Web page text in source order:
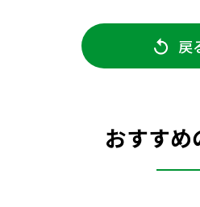
戻
おすすめ